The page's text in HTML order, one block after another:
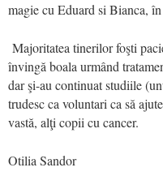
magie cu Eduard si Bianca,
Majoritatea tinerilor foşti
învingă boala urmând
dar şi-au continuat studiile
trudesc ca voluntari ca să
vastă, alţi copii cu cancer.
Otilia Sandor